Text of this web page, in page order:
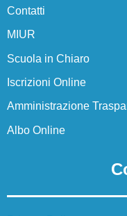
La storia
La storia del
Contatti
MIUR
Scuola in Chiaro
Iscrizioni Online
Amministrazione
Albo Online